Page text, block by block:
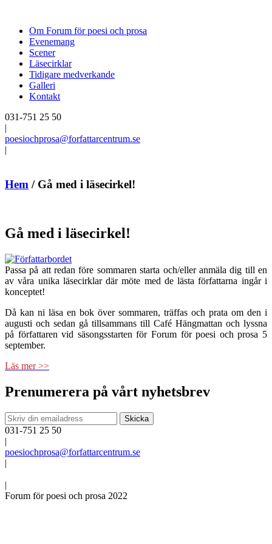
Om Forum för poesi och prosa
Evenemang
Scener
Läsecirklar
Tidigare medverkande
Galleri
Kontakt
031-751 25 50
|
poesiochprosa@forfattarcentrum.se
|
Hem / Gå med i läsecirkel!
Gå med i läsecirkel!
Passa på att redan före sommaren starta och/eller anmäla dig till en
av våra unika läsecirklar där möte med de lästa författarna ingår i
konceptet!
Då kan ni läsa en bok över sommaren, träffas och prata om den i
augusti och sedan gå tillsammans till Café Hängmattan och lyssna
på författaren vid säsongsstarten för Forum för poesi och prosa 5
september.
Läs mer >>
Prenumerera på vårt nyhetsbrev
031-751 25 50
|
poesiochprosa@forfattarcentrum.se
|
|
Forum för poesi och prosa 2022